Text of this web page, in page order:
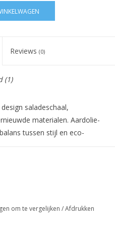
Reviews (0)
(1)
saladeschaal,
materialen. Aardolie-
tussen stijl en eco-
ml
vaatwasmachinebestendig,
om te vergelijken /Afdrukken